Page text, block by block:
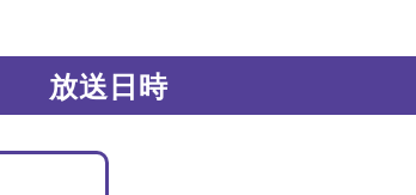
放送日時